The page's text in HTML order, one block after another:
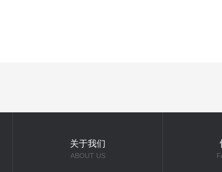
关于我们
ABOUT US